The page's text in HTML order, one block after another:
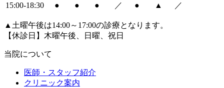
15:00-18:30
● ● ● ／ ● ▲ ／
▲土曜午後は14:00～17:00の診療となります。
【休診日】木曜午後、日曜、祝日
当院について
医師・スタッフ紹介
クリニック案内